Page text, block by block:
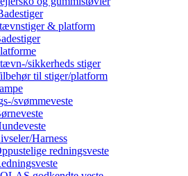
& platform
sikkerheds stiger
til stiger/platform
svømmeveste
Harness
redningsveste